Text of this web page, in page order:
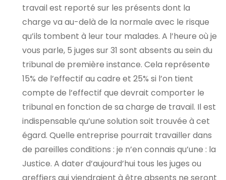
travail est reporté sur les présents dont la
charge va au-delà de la normale avec le risque
qu’ils tombent à leur tour malades. A l’heure où je
vous parle, 5 juges sur 31 sont absents au sein du
tribunal de première instance. Cela représente
15% de l’effectif au cadre et 25% si l’on tient
compte de l’effectif que devrait comporter le
tribunal en fonction de sa charge de travail. Il est
indispensable qu’une solution soit trouvée à cet
égard. Quelle entreprise pourrait travailler dans
de pareilles conditions : je n’en connais qu’une : la
Justice. A dater d’aujourd’hui tous les juges ou